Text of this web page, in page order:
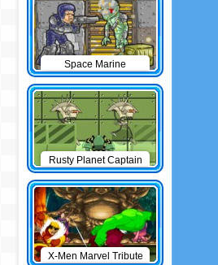
Space Marine
Rusty Planet Captain
Zorro
X-Men Marvel Tribute